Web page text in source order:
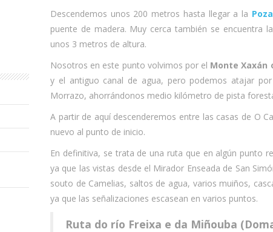
Descendemos unos 200 metros hasta llegar a la
puente de madera. Muy cerca también se encuentra la
unos 3 metros de altura.
Nosotros en este punto volvimos por el Monte Xaxán
y el antiguo canal de agua, pero podemos atajar
Morrazo, ahorrándonos medio kilómetro de pista
A partir de aquí descenderemos entre las casas de O
nuevo al punto de inicio.
En definitiva, se trata de una ruta que en algún punto
ya que las vistas desde el Mirador Enseada de San
souto de Camelias, saltos de agua, varios muiños,
ya que las señalizaciones escasean en varios puntos.
Ruta do río Freixa e da Miñouba